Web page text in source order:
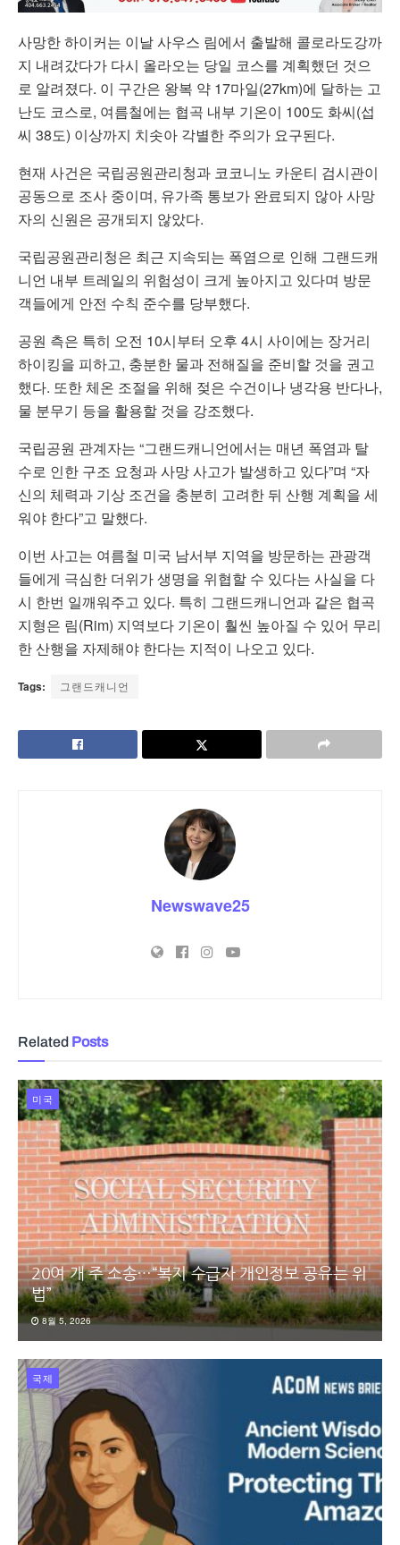
사망한 하이커는 이날 사우스 림에서 출발해 콜로라도강까
지 내려갔다가 다시 올라오는 당일 코스를 계획했던 것으
로 알려졌다. 이 구간은 왕복 약 17마일(27km)에 달하는 고
난도 코스로, 여름철에는 협곡 내부 기온이 100도 화씨(섭
씨 38도) 이상까지 치솟아 각별한 주의가 요구된다.
현재 사건은 국립공원관리청과 코코니노 카운티 검시관이
공동으로 조사 중이며, 유가족 통보가 완료되지 않아 사망
자의 신원은 공개되지 않았다.
국립공원관리청은 최근 지속되는 폭염으로 인해 그랜드캐
니언 내부 트레일의 위험성이 크게 높아지고 있다며 방문
객들에게 안전 수칙 준수를 당부했다.
공원 측은 특히 오전 10시부터 오후 4시 사이에는 장거리
하이킹을 피하고, 충분한 물과 전해질을 준비할 것을 권고
했다. 또한 체온 조절을 위해 젖은 수건이나 냉각용 반다나,
물 분무기 등을 활용할 것을 강조했다.
국립공원 관계자는 “그랜드캐니언에서는 매년 폭염과 탈
수로 인한 구조 요청과 사망 사고가 발생하고 있다”며 “자
신의 체력과 기상 조건을 충분히 고려한 뒤 산행 계획을 세
워야 한다”고 말했다.
이번 사고는 여름철 미국 남서부 지역을 방문하는 관광객
들에게 극심한 더위가 생명을 위협할 수 있다는 사실을 다
시 한번 일깨워주고 있다. 특히 그랜드캐니언과 같은 협곡
지형은 림(Rim) 지역보다 기온이 훨씬 높아질 수 있어 무리
한 산행을 자제해야 한다는 지적이 나오고 있다.
Tags: 그랜드캐니언
Newswave25
Related Posts
미국
20여 개 주 소송…“복지 수급자 개인정보 공유는 위
법”
8월 5, 2026
국제